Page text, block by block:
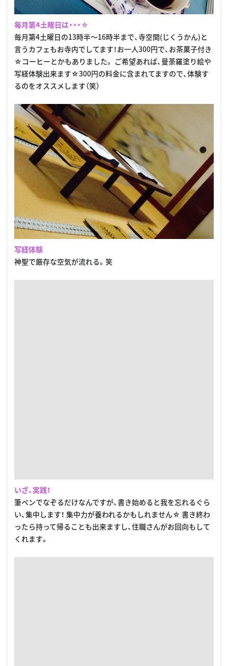
毎月第4土曜日は・・・☆
毎月第4土曜日の13時半〜16時半まで、寺空間(じくうかん)と
言うカフェもお寺内でしてます！お一人300円で、お茶菓子付き
☆コーヒーとかもありました。 ご希望あれば、曼荼羅塗り絵や
写経体験出来ます☆300円の料金に含まれてますので、体験す
るのをオススメします（笑）
写経体験
神聖で厳存な空気が流れる。笑
いざ、実践！
筆ペンでなぞるだけなんですが、書き始めると我を忘れるぐら
い、集中します！ 集中力が養われるかもしれません☆ 書き終わ
ったら持って帰ることも出来ますし、住職さんがお回向もして
くれます。